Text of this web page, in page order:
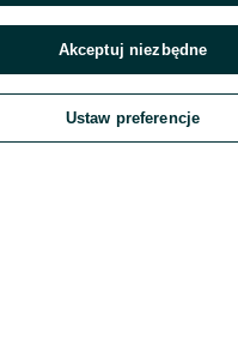
Zaloguj się
jednego z dostawców
OLX.pl w jego
Akceptuj niezbędne
Ustaw preferencje